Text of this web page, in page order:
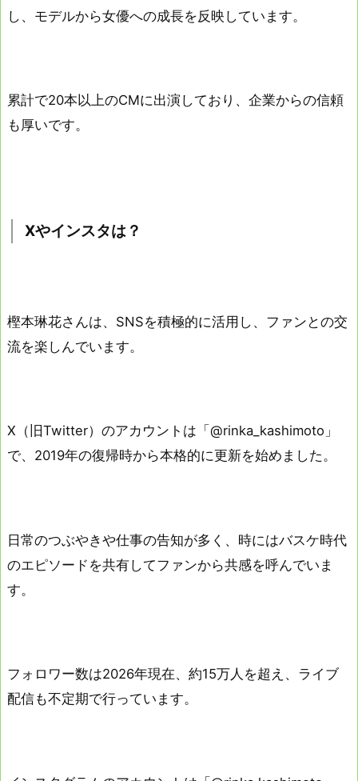
し、モデルから女優への成長を反映しています。
累計で20本以上のCMに出演しており、企業からの信頼
も厚いです。
Xやインスタは？
樫本琳花さんは、SNSを積極的に活用し、ファンとの交
流を楽しんでいます。
X（旧Twitter）のアカウントは「@rinka_kashimoto」
で、2019年の復帰時から本格的に更新を始めました。
日常のつぶやきや仕事の告知が多く、時にはバスケ時代
のエピソードを共有してファンから共感を呼んでいま
す。
フォロワー数は2026年現在、約15万人を超え、ライブ
配信も不定期で行っています。